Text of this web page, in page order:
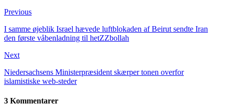
Previous
I samme øjeblik Israel hævede luftblokaden af Beirut sendte Iran
den første våbenladning til hetZZbollah
Next
Niedersachsens Ministerpræsident skærper tonen overfor
islamistiske web-steder
3 Kommentarer